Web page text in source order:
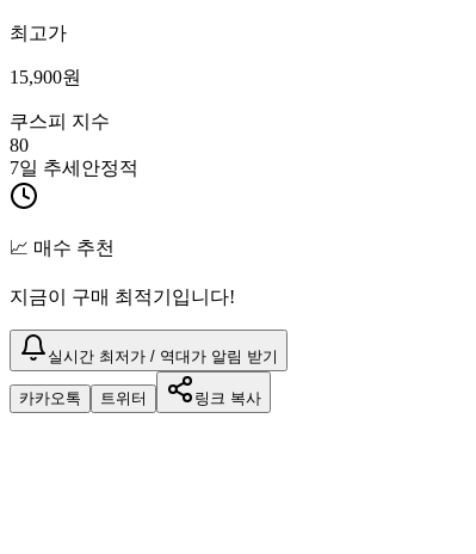
최고가
15,900원
쿠스피 지수
80
7일 추세 안정적
📈 매수 추천
지금이 구매 최적기입니다!
실시간 최저가 / 역대가 알림 받기
카카오톡 트위터 링크 복사